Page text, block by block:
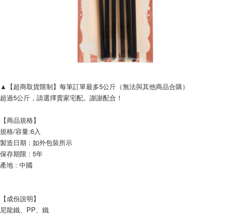
▲【超商取貨限制】每筆訂單最多5公斤（無法與其他商品合購）
超過5公斤，請選擇賣家宅配。謝謝配合！
【商品規格】
規格/容量:6入
製造日期 : 如外包裝所示
保存期限 : 5年
產地 : 中國
【成份說明】
尼龍鐵、PP、鐵